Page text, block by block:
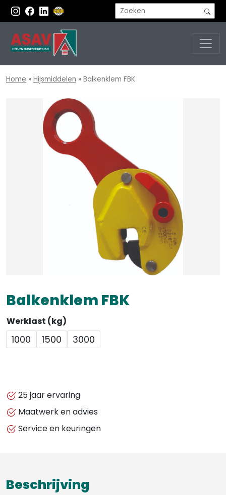
Home » Hijsmiddelen » Balkenklem FBK
Balkenklem FBK
Werklast (kg)
1000 1500 3000
25 jaar ervaring
Maatwerk en advies
Service en keuringen
Beschrijving